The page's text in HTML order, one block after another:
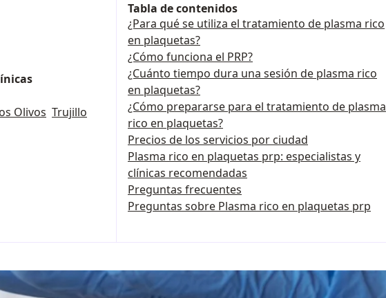
Olivos Trujillo
Tabla de contenidos
¿Para qué se utiliza el tratamiento de plasma rico
en plaquetas?
¿Cómo funciona el PRP?
¿Cuánto tiempo dura una sesión de plasma rico
en plaquetas?
¿Cómo prepararse para el tratamiento de plasma
rico en plaquetas?
Precios de los servicios por ciudad
Plasma rico en plaquetas prp: especialistas y
clínicas recomendadas
Preguntas frecuentes
Preguntas sobre Plasma rico en plaquetas prp